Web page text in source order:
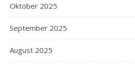
Oktober 2025
September 2025
August 2025